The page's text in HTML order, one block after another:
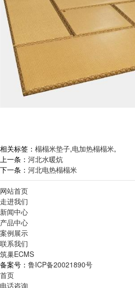
相关标签： 榻榻米垫子,电加热榻榻米,
上一条： 河北水暖炕
下一条： 河北电热榻榻米
网站首页
走进我们
新闻中心
产品中心
案例展示
联系我们
筑巢ECMS
备案号： 鲁ICP备20021890号
首页
电话咨询